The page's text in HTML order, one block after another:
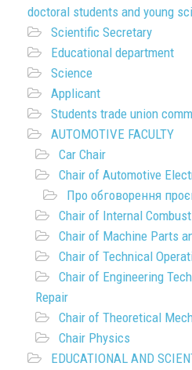
doctoral students and young
Scientific Secretary
Educational department
Science
Applicant
Students trade union
AUTOMOTIVE FACULTY
Car Chair
Chair of Automotive
Про обговорення
Chair of Internal
Chair of Machine Parts
Chair of Technical
Chair of Engineering
Repair
Chair of Theoretical
Chair Physics
EDUCATIONAL AND